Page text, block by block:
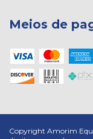
Meios de
Copyright Amorim